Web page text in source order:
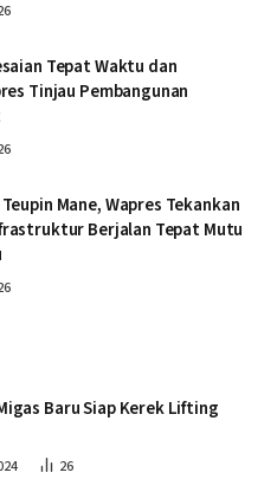
Tepat Waktu dan
Tinjau Pembangunan
Mane, Wapres Tekankan
Berjalan Tepat Mutu
Baru Siap Kerek Lifting
26